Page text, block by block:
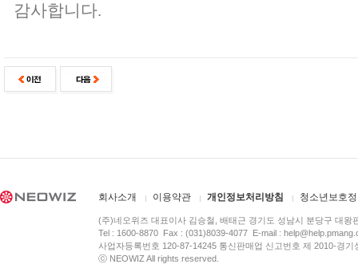
감사합니다.
회사소개 이용약관 개인정보처리방침 청소년보호
(주)네오위즈 대표이사 김승철, 배태근 경기도 성남시 분당구 대왕
Tel : 1600-8870 Fax : (031)8039-4077 E-mail :
사업자등록번호 120-87-14245 통신판매업 신고번호 제 2010-경
ⓒ NEOWIZ All rights reserved.